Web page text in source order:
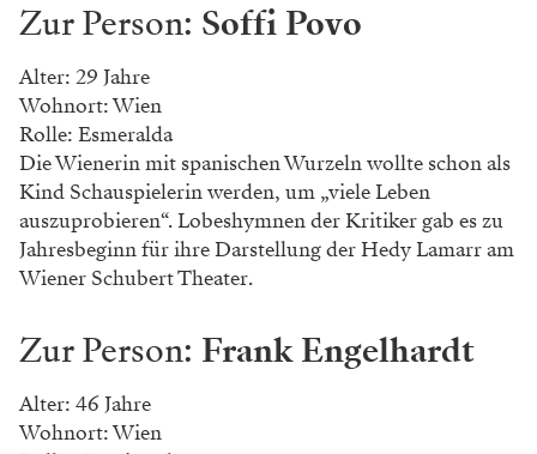
Zur Person: Soffi Povo
Alter: 29 Jahre
Wohnort: Wien
Rolle: Esmeralda
Die Wienerin mit spanischen Wurzeln wollte schon als
Kind Schauspielerin werden, um „viele Leben
auszuprobieren“. Lobeshymnen der Kritiker gab es zu
Jahres­beginn für ihre Darstellung der Hedy Lamarr am
Wiener Schubert Theater.
Zur Person: Frank Engelhardt
Alter: 46 Jahre
Wohnort: Wien